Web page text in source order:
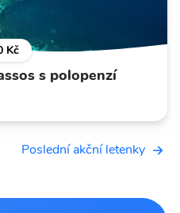
Kč
s polopenzí
Poslední akční letenky